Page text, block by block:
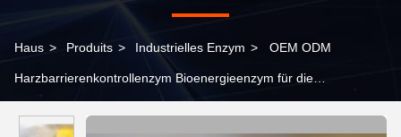
Haus > Produits > Industrielles Enzym > OEM ODM
Harzbarrierenkontrollenzym Bioenergieenzym für die